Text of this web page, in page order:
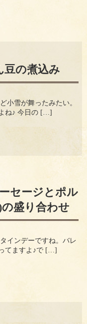
豆の煮込み
小雪が舞ったみたい。
ね♪ 今日の […]
セージとポル
盛り合わせ
インデーですね。バレ
てますよ♪で […]